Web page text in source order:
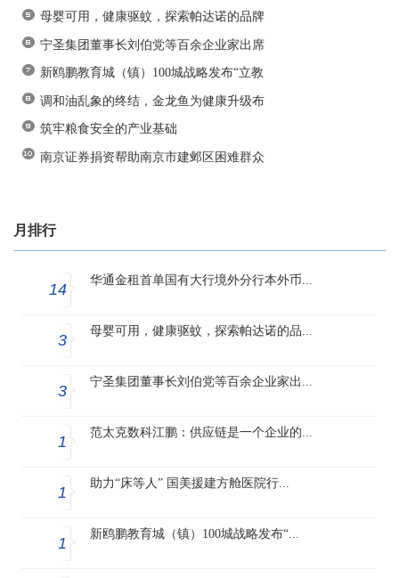
母婴可用，健康驱蚊，探索帕达诺的品牌
宁圣集团董事长刘伯党等百余企业家出席
新鸥鹏教育城（镇）100城战略发布“立教
调和油乱象的终结，金龙鱼为健康升级布
筑牢粮食安全的产业基础
南京证券捐资帮助南京市建邺区困难群众
月排行
14
华通金租首单国有大行境外分行本外币...
3
母婴可用，健康驱蚊，探索帕达诺的品...
3
宁圣集团董事长刘伯党等百余企业家出...
1
范太克数科江鹏：供应链是一个企业的...
1
助力“床等人” 国美援建方舱医院行...
1
新鸥鹏教育城（镇）100城战略发布“...